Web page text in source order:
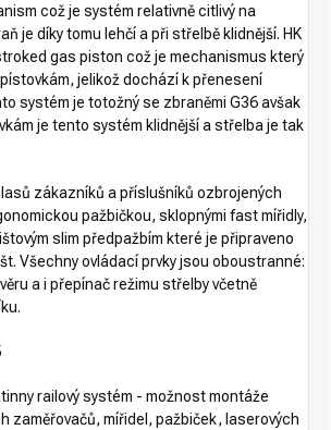
což je systém relativně citlivý na
je díky tomu lehčí a při střelbě klidnější. HK
gas piston což je mechanismus který
jelikož dochází k přenesení
systém je totožný se zbraněmi G36 avšak
je tento systém klidnější a střelba je tak
zákazníků a příslušníků ozbrojených
pažbičkou, sklopnými fast mířidly,
slim předpažbím které je připraveno
Všechny ovládací prvky jsou oboustranné:
a i přepínač režimu střelby včetně
railový systém - možnost montáže
zaměřovačů, mířidel, pažbiček, laserových